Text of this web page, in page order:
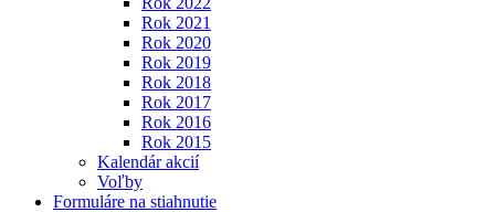
Rok 2021
Rok 2020
Rok 2019
Rok 2018
Rok 2017
Rok 2016
Rok 2015
Kalendár akcií
Voľby
Formuláre na stiahnutie